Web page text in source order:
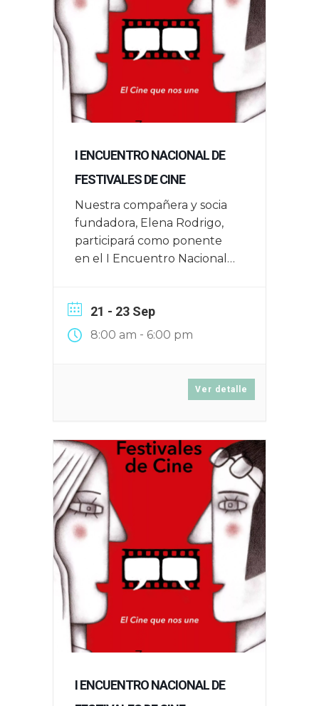
I ENCUENTRO NACIONAL DE
FESTIVALES DE CINE
Nuestra compañera y socia
fundadora, Elena Rodrigo,
participará como ponente
en el I Encuentro Nacional
16, 17 y 18 de junio de 2025
21 - 23 Sep
8:00 am - 6:00 pm
Ver detalle
I ENCUENTRO NACIONAL DE